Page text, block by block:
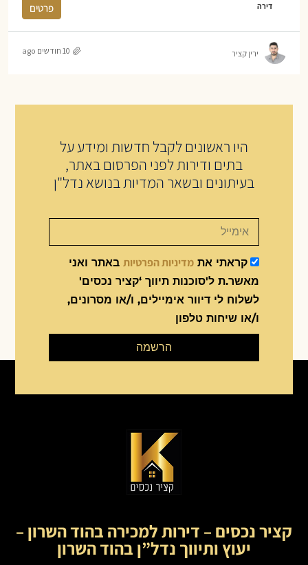
דירה פרטים
ירין קציר 10 חודשים ago
היו ראשונים לקבל חדשות ומידע על
בתים ודירות לפני הפרסום באתר,
בעיתונים ובשאר המדיות בנושא נדל"ן
קראתי את מדיניות הפרטיות באתר ואני
מאשר.ת ל'סוכנות תיווך ‘קציר נכסים'
לשלוח לי דיוור אימיילים, ו/או מסרונים,
ו/או שיחות טלפון
הרשמה
קציר נכסים – דירות למכירה בהוד השרון –
יעוץ ותיווך נדל”ן בהוד השרון